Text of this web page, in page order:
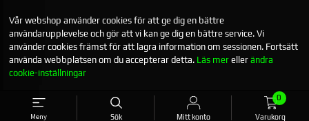
Meny Sök Mitt konto Varukorg
0
Vår webshop använder cookies för att ge dig en bättre
användarupplevelse och gör att vi kan ge dig en bättre service. Vi
använder cookies främst för att lagra information om sessionen. Fortsätt
använda webbplatsen om du accepterar detta. Läs mer ellerändra
cookie-inställningar